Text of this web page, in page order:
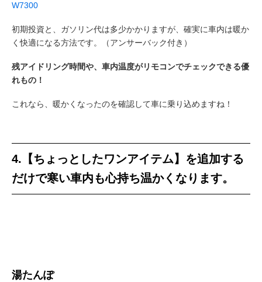
W7300
初期投資と、ガソリン代は多少かかりますが、確実に車内は暖か
く快適になる方法です。（アンサーバック付き）
残アイドリング時間や、車内温度がリモコンでチェックできる優
れもの！
これなら、暖かくなったのを確認して車に乗り込めますね！
4.【ちょっとしたワンアイテム】を追加する
だけで寒い車内も心持ち温かくなります。
湯たんぽ